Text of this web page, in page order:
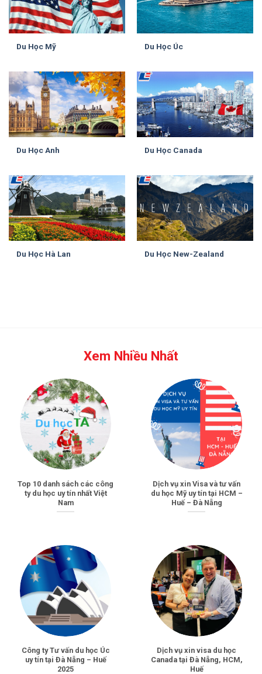
Du Học Mỹ Du Học Úc
Du Học Anh Du Học Canada
Du Học Hà Lan Du Học New-Zealand
Xem Nhiều Nhất
Top 10 danh sách các công
ty du học uy tín nhất Việt
Nam
Dịch vụ xin Visa và tư vấn
du học Mỹ uy tín tại HCM –
Huế – Đà Nẵng
Công ty Tư vấn du học Úc
uy tín tại Đà Nẵng – Huế
2025
Dịch vụ xin visa du học
Canada tại Đà Nẵng, HCM,
Huế